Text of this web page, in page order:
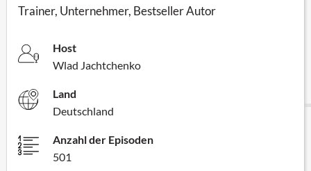
Trainer, Unternehmer, Bestseller Autor
Host
Wlad Jachtchenko
Land
Deutschland
Anzahl der Episoden
501